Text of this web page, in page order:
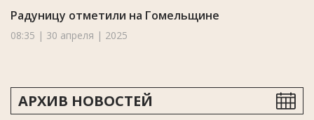
Радуницу отметили на Гомельщине
08:35 | 30 апреля | 2025
АРХИВ НОВОСТЕЙ